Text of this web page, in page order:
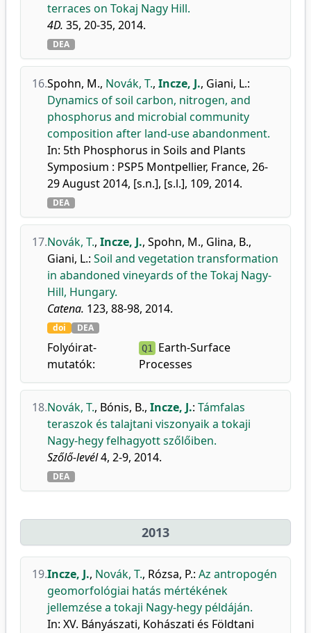
terraces on Tokaj Nagy Hill.
4D. 35, 20-35, 2014.
DEA
16.Spohn, M., Novák, T., Incze, J., Giani, L.:
Dynamics of soil carbon, nitrogen, and
phosphorus and microbial community
composition after land-use abandonment.
In: 5th Phosphorus in Soils and Plants
Symposium : PSP5 Montpellier, France, 26-
29 August 2014, [s.n.], [s.l.], 109, 2014.
DEA
17.Novák, T., Incze, J., Spohn, M., Glina, B.,
Giani, L.: Soil and vegetation transformation
in abandoned vineyards of the Tokaj Nagy-
Hill, Hungary.
Catena. 123, 88-98, 2014.
doi DEA
Folyóirat-
mutatók:
Q1
Earth-Surface
Processes
18.Novák, T., Bónis, B., Incze, J.: Támfalas
teraszok és talajtani viszonyaik a tokaji
Nagy-hegy felhagyott szőlőiben.
Szőlő-levél4, 2-9, 2014.
DEA
2013
19.Incze, J., Novák, T., Rózsa, P.: Az antropogén
geomorfológiai hatás mértékének
jellemzése a tokaji Nagy-hegy példáján.
In: XV. Bányászati, Kohászati és Földtani